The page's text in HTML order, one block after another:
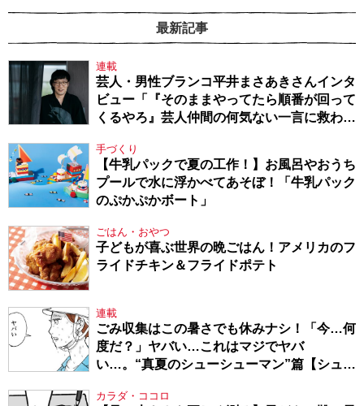
最新記事
連載
芸人・男性ブランコ平井まさあきさんインタ
ビュー「『そのままやってたら順番が回って
くるやろ』芸人仲間の何気ない一言に救われ
手づくり
【牛乳パックで夏の工作！】お風呂やおうち
プールで水に浮かべてあそぼ！「牛乳パック
のぷかぷかボート」
ごはん・おやつ
子どもが喜ぶ世界の晩ごはん！アメリカのフ
ライドチキン＆フライドポテト
連載
ごみ収集はこの暑さでも休みナシ！「今…何
度だ？」ヤバい…これはマジでヤバ
い…。“真夏のシューシューマン”篇【シュー
カラダ・ココロ